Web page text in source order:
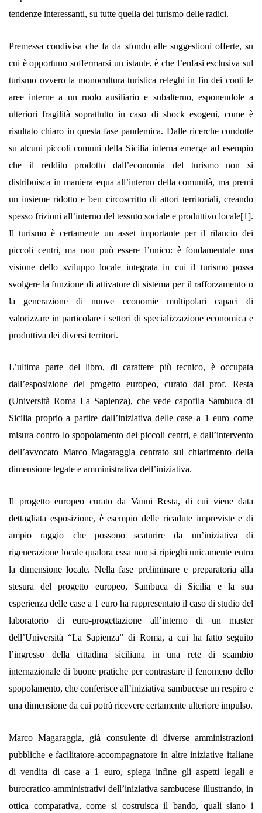
tendenze interessanti, su tutte quella del turismo delle radici.
Premessa condivisa che fa da sfondo alle suggestioni offerte, su
cui è opportuno soffermarsi un istante, è che l’enfasi esclusiva sul
turismo ovvero la monocultura turistica releghi in fin dei conti le
aree interne a un ruolo ausiliario e subalterno, esponendole a
ulteriori fragilità soprattutto in caso di shock esogeni, come è
risultato chiaro in questa fase pandemica. Dalle ricerche condotte
su alcuni piccoli comuni della Sicilia interna emerge ad esempio
che il reddito prodotto dall’economia del turismo non si
distribuisca in maniera equa all’interno della comunità, ma premi
un insieme ridotto e ben circoscritto di attori territoriali, creando
spesso frizioni all’interno del tessuto sociale e produttivo locale[1].
Il turismo è certamente un asset importante per il rilancio dei
piccoli centri, ma non può essere l’unico: è fondamentale una
visione dello sviluppo locale integrata in cui il turismo possa
svolgere la funzione di attivatore di sistema per il rafforzamento o
la generazione di nuove economie multipolari capaci di
valorizzare in particolare i settori di specializzazione economica e
produttiva dei diversi territori.
L’ultima parte del libro, di carattere più tecnico, è occupata
dall’esposizione del progetto europeo, curato dal prof. Resta
(Università Roma La Sapienza), che vede capofila Sambuca di
Sicilia proprio a partire dall’iniziativa delle case a 1 euro come
misura contro lo spopolamento dei piccoli centri, e dall’intervento
dell’avvocato Marco Magaraggia centrato sul chiarimento della
dimensione legale e amministrativa dell’iniziativa.
Il progetto europeo curato da Vanni Resta, di cui viene data
dettagliata esposizione, è esempio delle ricadute impreviste e di
ampio raggio che possono scaturire da un’iniziativa di
rigenerazione locale qualora essa non si ripieghi unicamente entro
la dimensione locale. Nella fase preliminare e preparatoria alla
stesura del progetto europeo, Sambuca di Sicilia e la sua
esperienza delle case a 1 euro ha rappresentato il caso di studio del
laboratorio di euro-progettazione all’interno di un master
dell’Università “La Sapienza” di Roma, a cui ha fatto seguito
l’ingresso della cittadina siciliana in una rete di scambio
internazionale di buone pratiche per contrastare il fenomeno dello
spopolamento, che conferisce all’iniziativa sambucese un respiro e
una dimensione da cui potrà ricevere certamente ulteriore impulso.
Marco Magaraggia, già consulente di diverse amministrazioni
pubbliche e facilitatore-accompagnatore in altre iniziative italiane
di vendita di case a 1 euro, spiega infine gli aspetti legali e
burocratico-amministrativi dell’iniziativa sambucese illustrando, in
ottica comparativa, come si costruisca il bando, quali siano i